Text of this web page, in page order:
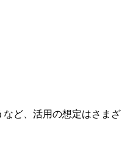
ど、活用の想定はさま